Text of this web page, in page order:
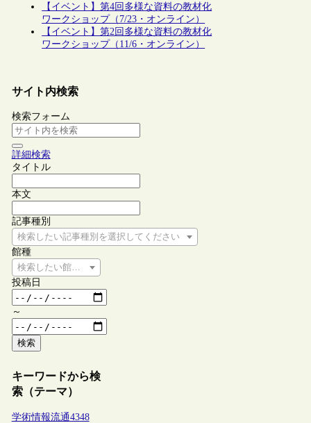
【イベント】第4回多様な資料の教材化
ワークショップ（7/23・オンライン）
【イベント】第2回多様な資料の教材化
ワークショップ（11/6・オンライン）
サイト内検索
検索フォーム
詳細検索
タイトル
本文
記事種別
検索したい記事種別を選択してください
館種
検索したい館種を選択してください
投稿日
～
検索
キーワードから検
索（テーマ）
学術情報流通4348